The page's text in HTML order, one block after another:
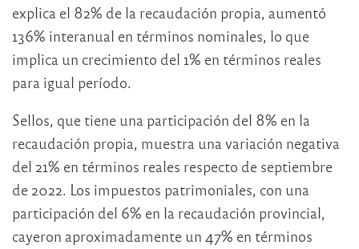
explica el 82% de la recaudación propia, aumentó
136% interanual en términos nominales, lo que
implica un crecimiento del 1% en términos reales
para igual período.
Sellos, que tiene una participación del 8% en la
recaudación propia, muestra una variación negativa
del 21% en términos reales respecto de septiembre
de 2022. Los impuestos patrimoniales, con una
participación del 6% en la recaudación provincial,
cayeron aproximadamente un 47% en términos